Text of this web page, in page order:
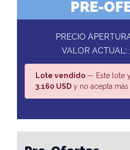
PRE-
PRECIO
VALOR ACTUAL:
Lote vendido — Este lote
3.160 USD y no acepta más